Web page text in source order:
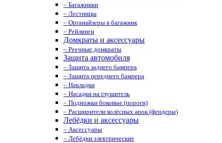
– Багажники
– Лестницы
– Органайзеры в багажник
– Рейлинги
Домкраты и аксессуары
– Реечные домкраты
Защита автомобиля
– Защита заднего бампера
– Защита переднего бампера
– Накладки
– Насадки на глушитель
– Подножки боковые (пороги)
– Расширители колёсных арок (фендеры)
Лебёдки и аксессуары
– Аксессуары
– Лебёдки электрические